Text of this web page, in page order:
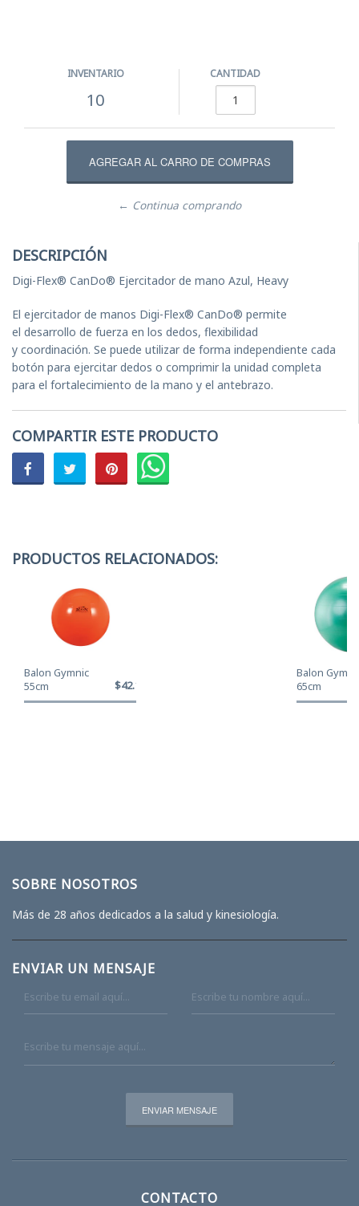
INVENTARIO
10
CANTIDAD
← Continua comprando
DESCRIPCIÓN
Digi-Flex® CanDo® Ejercitador de mano Azul, Heavy
El ejercitador de manos Digi-Flex® CanDo® permite
el desarrollo de fuerza en los dedos, flexibilidad
y coordinación. Se puede utilizar de forma independiente cada
botón para ejercitar dedos o comprimir la unidad completa
para el fortalecimiento de la mano y el antebrazo.
COMPARTIR ESTE PRODUCTO
PRODUCTOS RELACIONADOS:
Balon Gymnic
55cm
$42.120
Balon
65cm
SOBRE NOSOTROS
Más de 28 años dedicados a la salud y kinesiología.
ENVIAR UN MENSAJE
CONTACTO